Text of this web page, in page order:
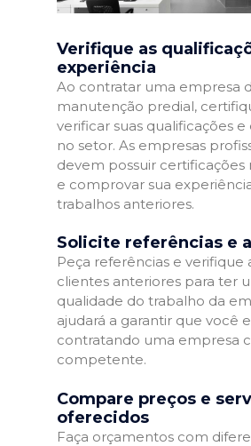
Verifique as
experiência
Ao contratar uma empresa
manutenção predial,
verificar suas qualificações
no setor. As empresas
devem possuir certificações
e comprovar sua
trabalhos anteriores.
Solicite referências e
Peça referências e verifique
clientes anteriores para ter
qualidade do trabalho da
ajudará a garantir que você
contratando uma empresa
competente.
Compare preços e
oferecidos
Faça orçamentos com